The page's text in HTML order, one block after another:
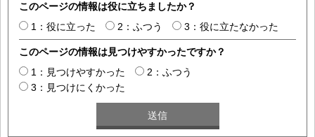
このページの情報は役に立ちましたか？
1：役に立った
2：ふつう 3：役に立たなかった
このページの情報は見つけやすかったですか？
1：見つけやすかった
2：ふつう
3：見つけにくかった